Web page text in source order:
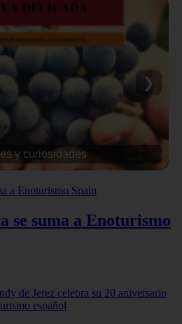
y curiosidades
❯
se suma a Enoturismo